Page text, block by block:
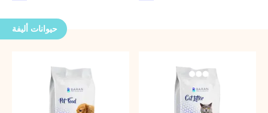
حيوانات أليفة